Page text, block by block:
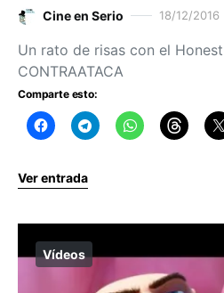
Cine en Serio 18/12/2016
Un rato de risas con el Honest
CONTRAATACA
Comparte esto:
Ver entrada
Vídeos